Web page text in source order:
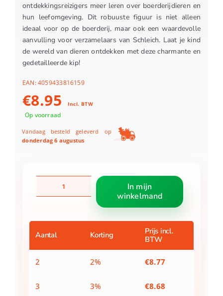
ontdekkingsreizigers meer leren over boerderijdieren en
hun leefomgeving. Dit robuuste figuur is niet alleen
ideaal voor op de boerderij, maar ook een waardevolle
aanvulling voor verzamelaars van Schleich. Laat je kind
de wereld van dieren ontdekken met deze charmante en
gedetailleerde kip!
EAN:4059433816159
€8.95 Incl. BTW
Op voorraad
Vandaag besteld geleverd op
donderdag 6 augustus
13826
In mijn
winkelmand
Aantal Korting
Prijs incl.
BTW
2 2% €8.77
3 3% €8.68